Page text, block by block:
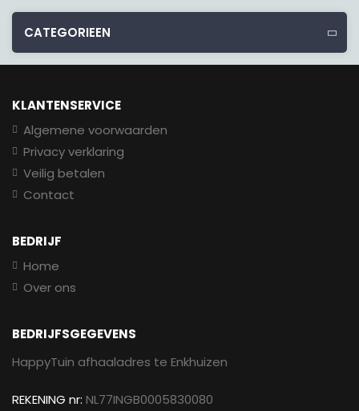
CATEGORIEEN
KLANTENSERVICE
Algemene voorwaarden
Privacy verklaring
Veilig betalen
Contact
BEDRIJF
Home
Over ons
BEDRIJFSGEGEVENS
HappyTuin afhaaladres te Enkhuizen
REKENING nr: NL77INGB0005830080